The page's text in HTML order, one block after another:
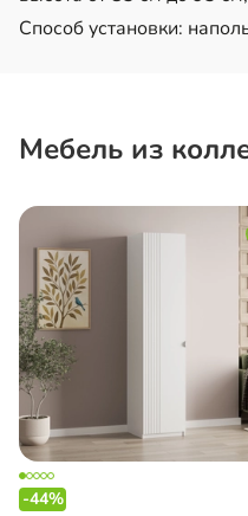
Способ установки:
Мебель из
-44%